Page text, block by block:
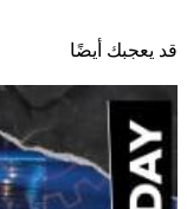
قد يعجبك أيضًا